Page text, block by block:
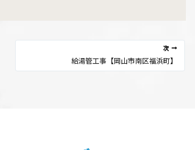
次
給湯管工事【岡山市南区福浜町】